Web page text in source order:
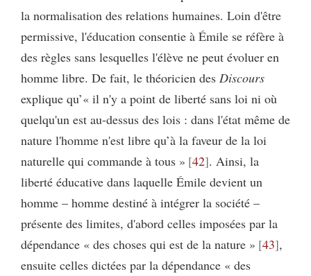
la normalisation des relations humaines. Loin d'être
permissive, l'éducation consentie à Émile se réfère à
des règles sans lesquelles l'élève ne peut évoluer en
homme libre. De fait, le théoricien des Discours
explique qu’« il n'y a point de liberté sans loi ni où
quelqu'un est au-dessus des lois : dans l'état même de
nature l'homme n'est libre qu’à la faveur de la loi
naturelle qui commande à tous » 42 . Ainsi, la
liberté éducative dans laquelle Émile devient un
homme – homme destiné à intégrer la société –
présente des limites, d'abord celles imposées par la
dépendance « des choses qui est de la nature » 43 ,
ensuite celles dictées par la dépendance « des